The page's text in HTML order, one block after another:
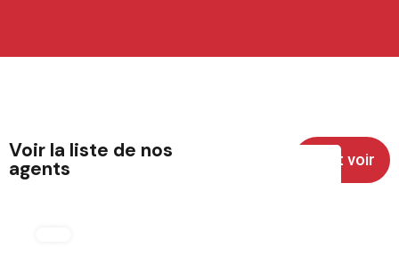
Voir la liste de nos
agents Tout voir